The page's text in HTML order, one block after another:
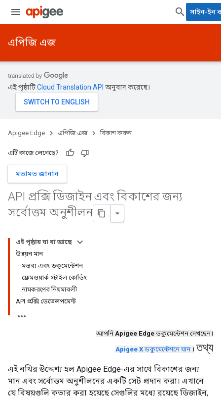
সাইন-ইন
এপিজি এজ
এই পৃষ্ঠাটিCloud Translation API অনুবাদ করেছে।
Apigee Edge এপিজি এজ বিকাশ করুন
এটি কাজে লেগেছে?
মতামত জানান
API প্রক্সি ডিজাইন এবং বিকাশের জন্য
সর্বোত্তম অনুশীলন
এই পৃষ্ঠায় যা যা আছে
উন্নয়ন মান
মন্তব্য এবং ডকুমেন্টেশন
ফ্রেমওয়ার্ক-স্টাইল কোডিং
নামকরণের নিয়মাবলী
API প্রক্সি ডেভেলপমেন্ট
আপনিApigee Edge ডকুমেন্টেশন দেখছেন।
Apigee X ডকুমেন্টেশনে যান। তথ্য
এই নথির উদ্দেশ্য হল Apigee Edge-এর সাথে বিকাশের জন্য
মান এবং সর্বোত্তম অনুশীলনের একটি সেট প্রদান করা। এখানে
যে বিষয়গুলি কভার করা হয়েছে সেগুলির মধ্যে রয়েছে ডিজাইন,